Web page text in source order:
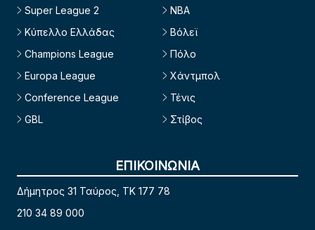
Super League 2
Κύπελλο Ελλάδας
Champions League
Europa League
Conference League
GBL
NBA
Βόλεϊ
Πόλο
Χάντμπολ
Τένις
Στίβος
ΕΠΙΚΟΙΝΩΝΙΑ
Δήμητρος 31 Ταύρος, TK 177 78
210 34 89 000